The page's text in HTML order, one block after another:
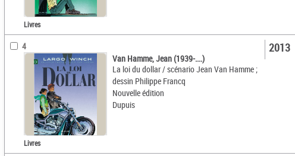
Livres
4
Van Hamme, Jean (1939-....)
La loi du dollar / scénario Jean Van Hamme ;
dessin Philippe Francq
Nouvelle édition
Dupuis
2013
Livres